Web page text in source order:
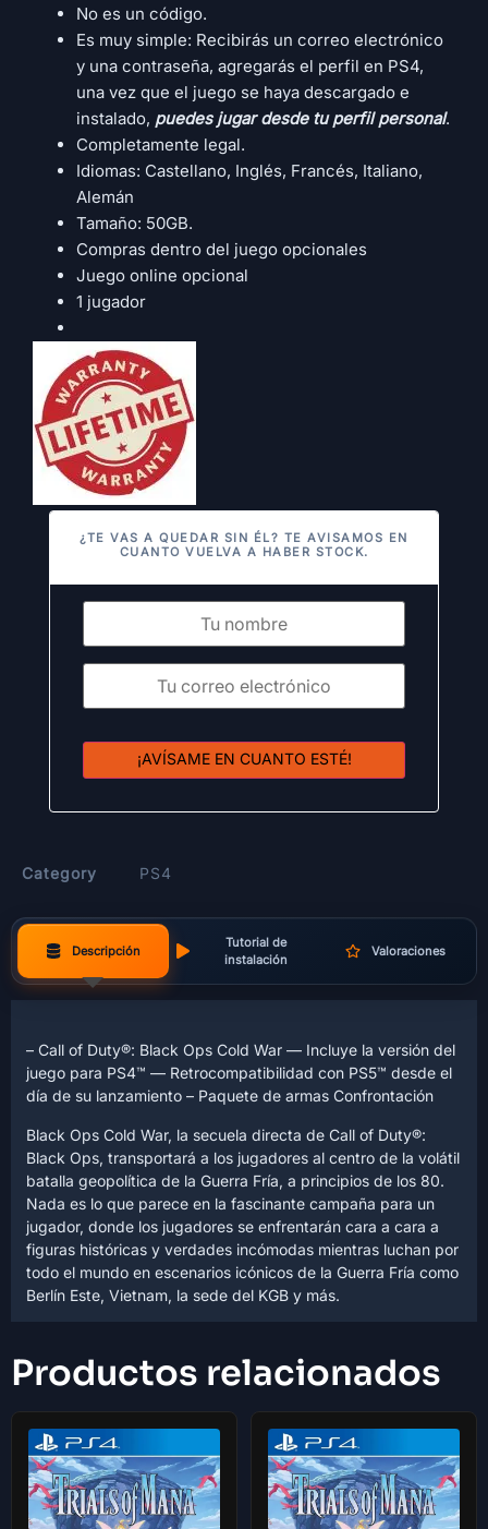
No es un código.
Es muy simple: Recibirás un correo electrónico
y una contraseña, agregarás el perfil en PS4,
una vez que el juego se haya descargado e
instalado, puedes jugar desde tu perfil personal.
Completamente legal.
Idiomas: Castellano, Inglés, Francés, Italiano,
Alemán
Tamaño: 50GB.
Compras dentro del juego opcionales
Juego online opcional
1 jugador
¿TE VAS A QUEDAR SIN ÉL? TE AVISAMOS EN
CUANTO VUELVA A HABER STOCK.
¡AVÍSAME EN CUANTO ESTÉ!
Category PS4
Descripción
Tutorial de
instalación
Valoraciones
– Call of Duty®: Black Ops Cold War — Incluye la versión del
juego para PS4™ — Retrocompatibilidad con PS5™ desde el
día de su lanzamiento – Paquete de armas Confrontación
Black Ops Cold War, la secuela directa de Call of Duty®:
Black Ops, transportará a los jugadores al centro de la volátil
batalla geopolítica de la Guerra Fría, a principios de los 80.
Nada es lo que parece en la fascinante campaña para un
jugador, donde los jugadores se enfrentarán cara a cara a
figuras históricas y verdades incómodas mientras luchan por
todo el mundo en escenarios icónicos de la Guerra Fría como
Berlín Este, Vietnam, la sede del KGB y más.
Productos relacionados